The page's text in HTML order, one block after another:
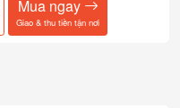
Mua ngay
Giao & thu tiền tận nơi